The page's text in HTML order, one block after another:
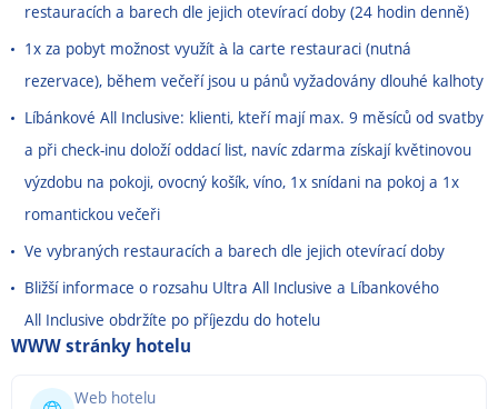
restauracích a barech dle jejich otevírací doby (24 hodin denně)
1x za pobyt možnost využít à la carte restauraci (nutná
rezervace), během večeří jsou u pánů vyžadovány dlouhé kalhoty
Líbánkové All Inclusive: klienti, kteří mají max. 9 měsíců od svatby
a při check-inu doloží oddací list, navíc zdarma získají květinovou
výzdobu na pokoji, ovocný košík, víno, 1x snídani na pokoj a 1x
romantickou večeři
Ve vybraných restauracích a barech dle jejich otevírací doby
Bližší informace o rozsahu Ultra All Inclusive a Líbankového
All Inclusive obdržíte po příjezdu do hotelu
WWW stránky hotelu
Web hotelu